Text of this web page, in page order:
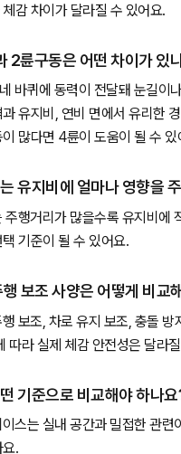
감 차이가 달라질 수 있어요.
2륜구동은 어떤 차이가 있
바퀴에 동력이 전달돼 눈길이
유지비, 연비 면에서 유리한
이 많다면 4륜이 도움이 될 수 있
유지비에 얼마나 영향을
주행거리가 많을수록 유지비에
기준이 될 수 있어요.
행 보조 사양은 어떻게 비교
보조, 차로 유지 보조, 충돌
따라 실제 체감 안전성은 달라
기준으로 비교해야 하나
스는 실내 공간과 밀접한 관
.